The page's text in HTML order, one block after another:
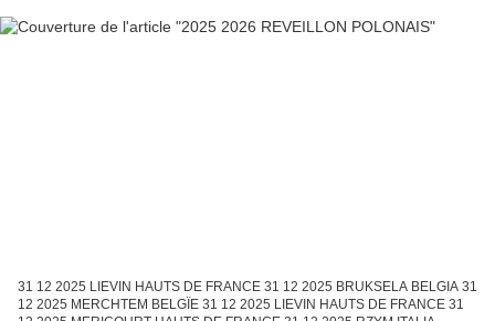
31 12 2025 LIEVIN HAUTS DE FRANCE 31 12 2025 BRUKSELA BELGIA 31
12 2025 MERCHTEM BELGÏE 31 12 2025 LIEVIN HAUTS DE FRANCE 31